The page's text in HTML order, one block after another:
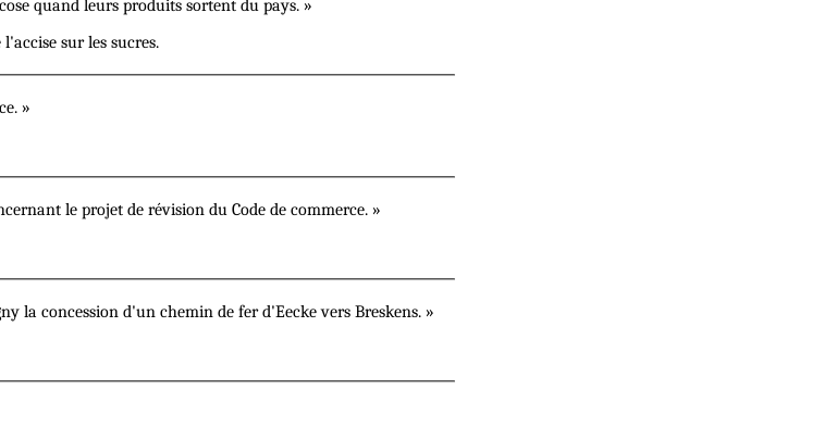
quand leurs produits sortent du pays. »
sur les sucres.
»
le projet de révision du Code de commerce. »
la concession d'un chemin de fer d'Eecke vers Breskens. »